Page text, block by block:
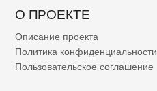
О ПРОЕКТЕ
Описание проекта
Политика конфиденциальности
Пользовательское соглашение